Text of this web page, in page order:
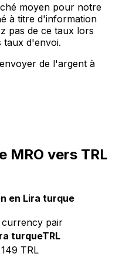
moyen pour notre
à titre d'information
pas de ce taux lors
taux d'envoi.
de l'argent à
MRO vers TRL
en Lira turque
currency pair
turqueTRL
149 TRL